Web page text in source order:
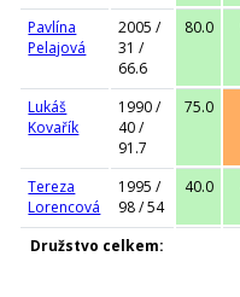
Pavlína
Pelajová
2005 /
31 /
66.6
80.0
Lukáš
Kovařík
1990 /
40 /
91.7
75.0
Tereza
Lorencová
1995 /
98 / 54
40.0
Družstvo celkem: